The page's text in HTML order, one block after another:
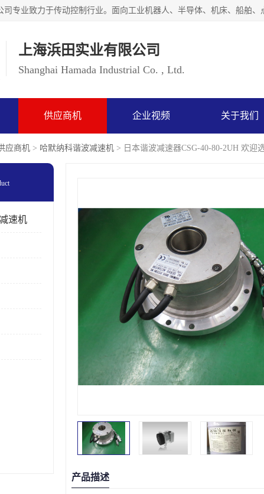
上海浜田实业有限公司
Shanghai Hamada Industrial Co. , Ltd.
供应商机 企业视频 关于我们
应商机 > 哈默纳科谐波减速机 > 日本谐波减速器CSG-40-80-2UH 欢迎
速机
产品描述